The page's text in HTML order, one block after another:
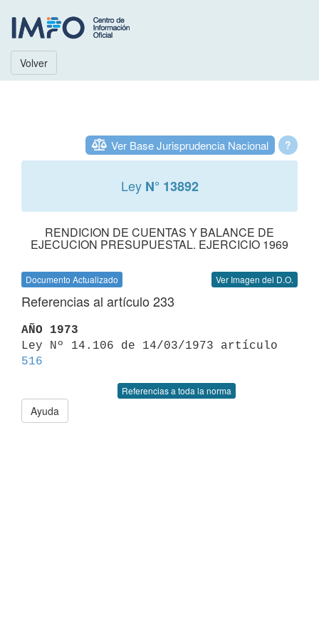
Volver
?
Ver Base Jurisprudencia Nacional
Ley N° 13892
RENDICION DE CUENTAS Y BALANCE DE
EJECUCION PRESUPUESTAL. EJERCICIO 1969
Documento Actualizado Ver Imagen del D.O.
Referencias al artículo 233
AÑO 1973
516
Referencias a toda la norma
Ayuda